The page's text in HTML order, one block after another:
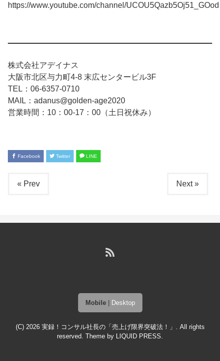
https://www.youtube.com/channel/
株式会社アデイナス
大阪市北区与力町4-8 末広センタービル3F
TEL：06-6357-0710
MAIL：adanus@golden-age2020
営業時間：10：00-17：00（土日祝休み）
Facebook Twitter LINE
« Prev Next »
Mobile| Desktop
(C) 2026 実録！コンサル社長の「売上げ限界突破法！」 . All rights
reserved. Theme by LIQUID PRESS.